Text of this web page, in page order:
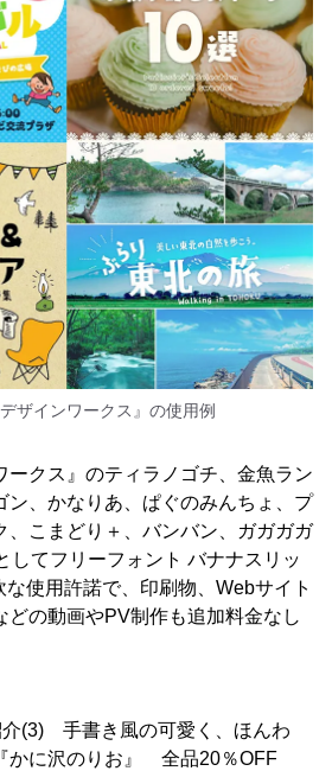
デザインワークス』の使用例
ークス』のティラノゴチ、金魚ラン
ン、かなりあ、ぱぐのみんちょ、プ
、こまどり＋、バンバン、ガガガガ
してフリーフォント バナナスリッ
使用許諾で、印刷物、Webサイト
どの動画やPV制作も追加料金なし
(3) 手書き風の可愛く、ほんわ
かに沢のりお』 全品20％OFF